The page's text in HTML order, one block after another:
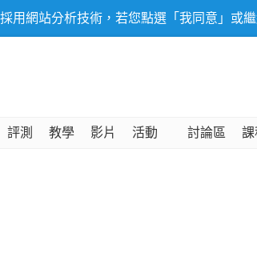
用網站分析技術，若您點選「我同意」或
評測 教學 影片 活動 討論區 課